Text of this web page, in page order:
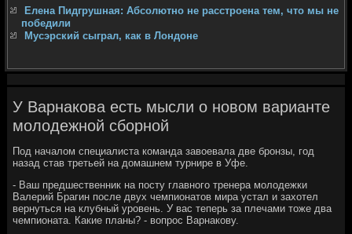
Елена Пидгрушная: Абсолютно не расстроена тем, что мы не
победили
Мусэрский сыграл, как в Лондоне
У Варнакова есть мысли о новом варианте
молодежной сборной
Под началом специалиста команда завоевала две бронзы, год
назад став третьей на домашнем турнире в Уфе.
- Ваш предшественник на посту главного тренера молодежки
Валерий Брагин после двух чемпионатов мира устал и захотел
вернуться на клубный уровень. У вас теперь за плечами тоже два
чемпионата. Какие планы? - вопрос Варнакову.